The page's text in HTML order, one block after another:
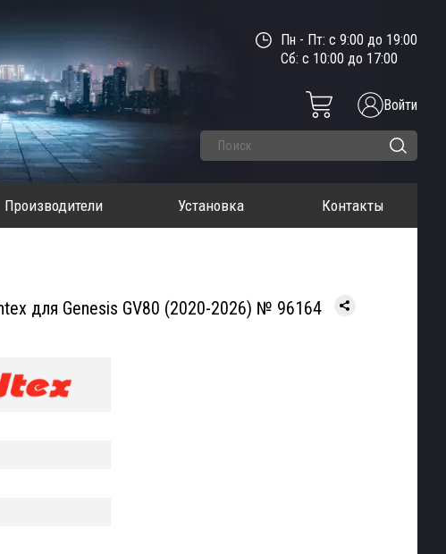
Пн - Пт: с 9:00 до 19:00
Сб: с 10:00 до 17:00
Войти
Производители Установка Контакты
для Genesis GV80 (2020-2026) № 96164